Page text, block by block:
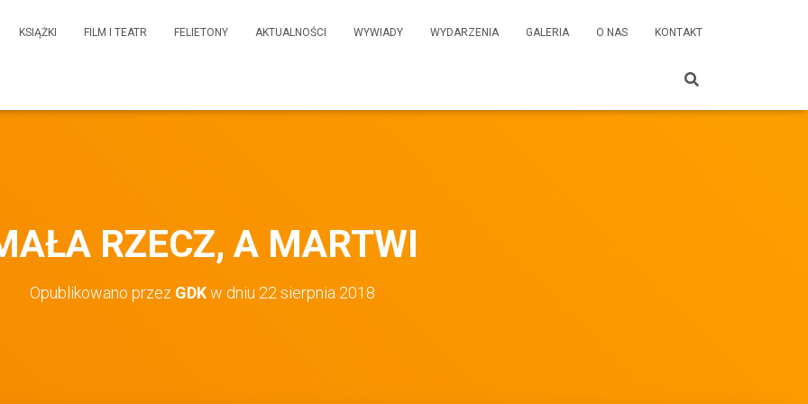
KSIĄŻKI FILM I TEATR FELIETONY AKTUALNOŚCI WYWIADY WYDARZENIA GALERIA O NAS KONTAKT
RZECZ, A MARTWI
Opublikowano przez GDKw dniu 22 sierpnia 2018